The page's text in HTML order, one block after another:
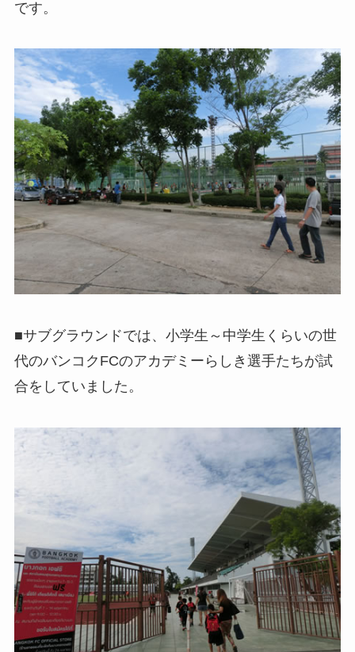
です。
■サブグラウンドでは、小学生～中学生くらいの世
代のバンコクFCのアカデミーらしき選手たちが試
合をしていました。